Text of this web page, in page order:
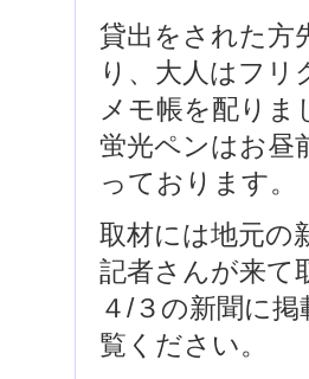
貸出をされた方
り、大人はフ
メモ帳を配りま
蛍光ペンはお昼
っております。
取材には地元の
記者さんが来て
４/３の新聞に
覧ください。